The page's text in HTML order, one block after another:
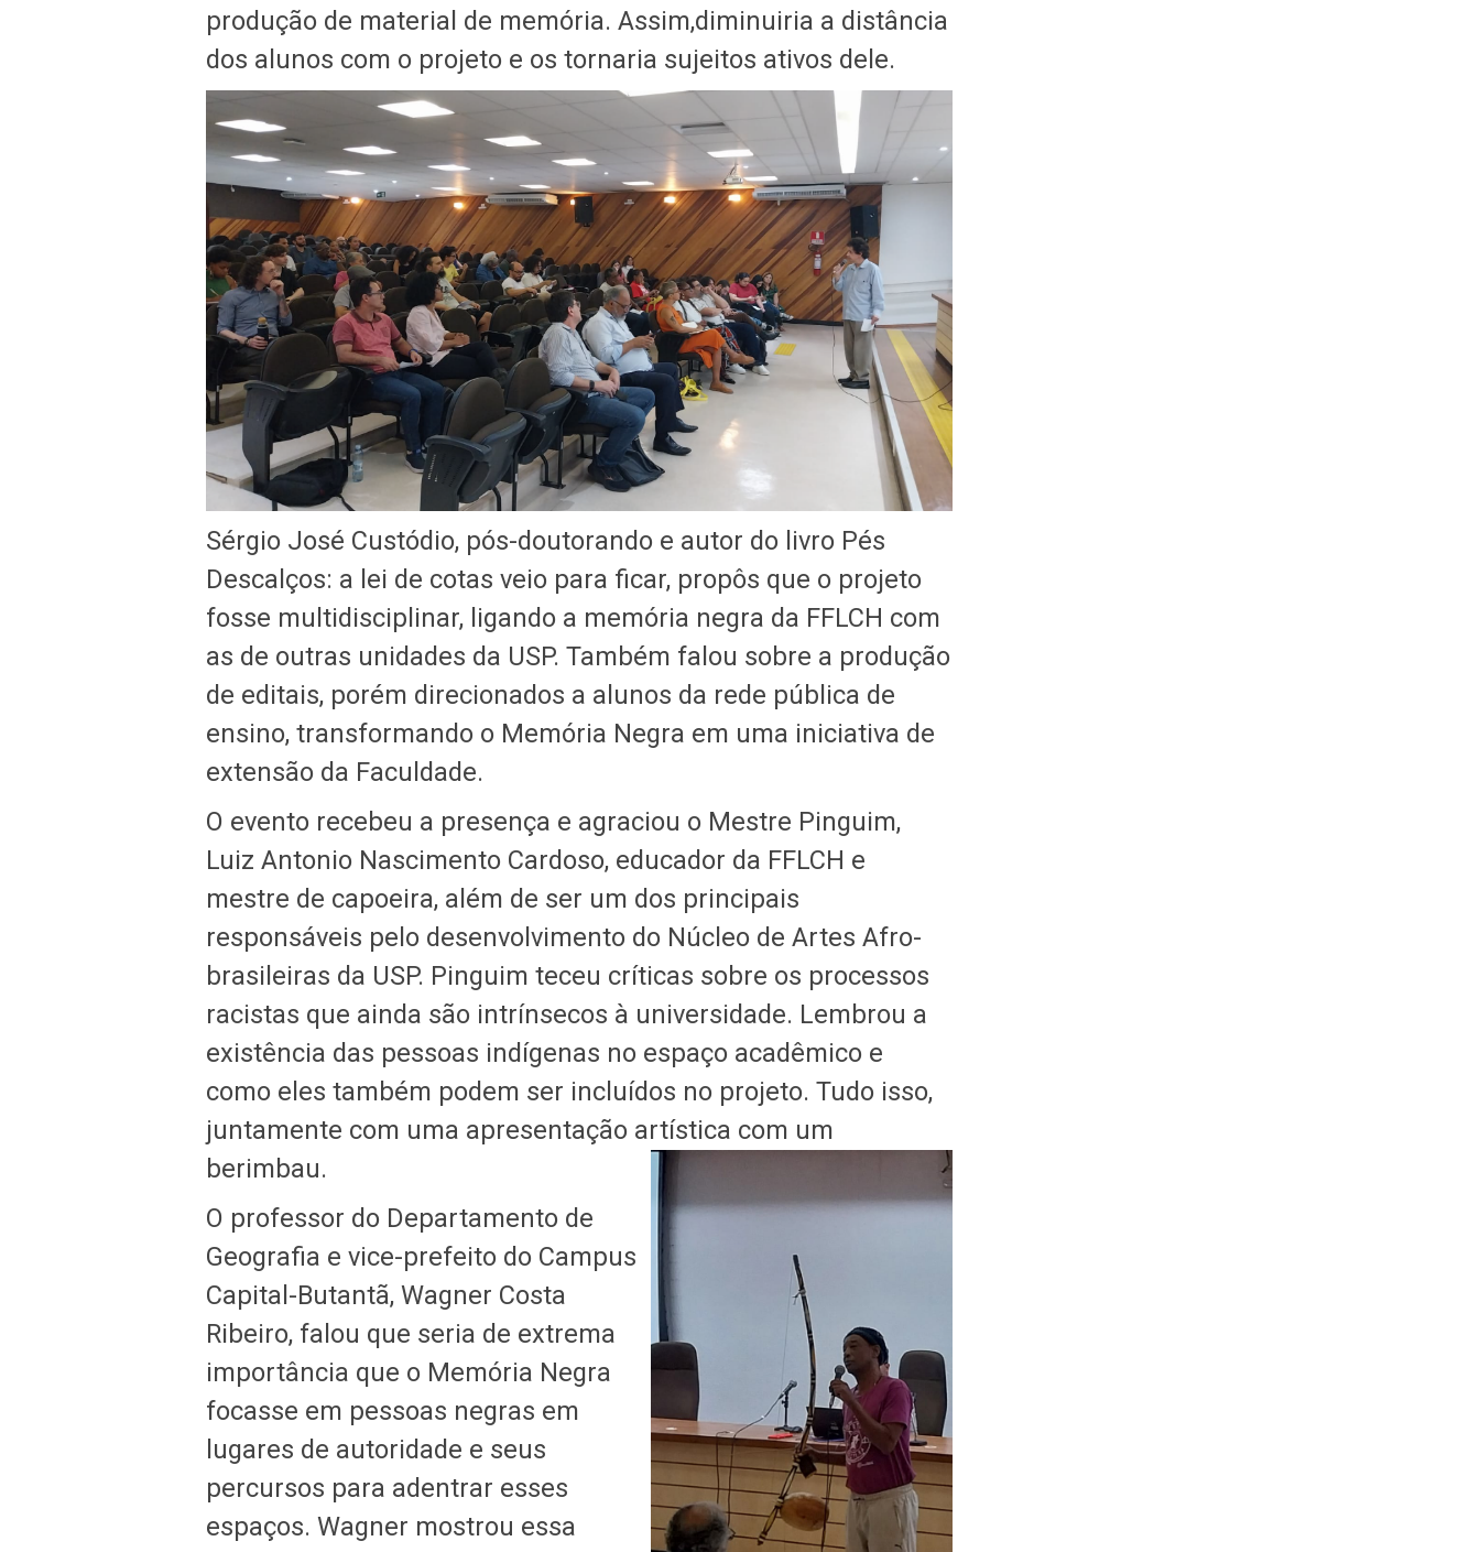
produção de material de memória. Assim,diminuiria a distância
dos alunos com o projeto e os tornaria sujeitos ativos dele.
Sérgio José Custódio, pós-doutorando e autor do livro Pés
Descalços: a lei de cotas veio para ficar, propôs que o projeto
fosse multidisciplinar, ligando a memória negra da FFLCH com
as de outras unidades da USP. Também falou sobre a produção
de editais, porém direcionados a alunos da rede pública de
ensino, transformando o Memória Negra em uma iniciativa de
extensão da Faculdade.
O evento recebeu a presença e agraciou o Mestre Pinguim,
Luiz Antonio Nascimento Cardoso, educador da FFLCH e
mestre de capoeira, além de ser um dos principais
responsáveis pelo desenvolvimento do Núcleo de Artes Afro-
brasileiras da USP. Pinguim teceu críticas sobre os processos
racistas que ainda são intrínsecos à universidade. Lembrou a
existência das pessoas indígenas no espaço acadêmico e
como eles também podem ser incluídos no projeto. Tudo isso,
juntamente com uma apresentação artística com um
berimbau.
O professor do Departamento de
Geografia e vice-prefeito do Campus
Capital-Butantã, Wagner Costa
Ribeiro, falou que seria de extrema
importância que o Memória Negra
focasse em pessoas negras em
lugares de autoridade e seus
percursos para adentrar esses
espaços. Wagner mostrou essa